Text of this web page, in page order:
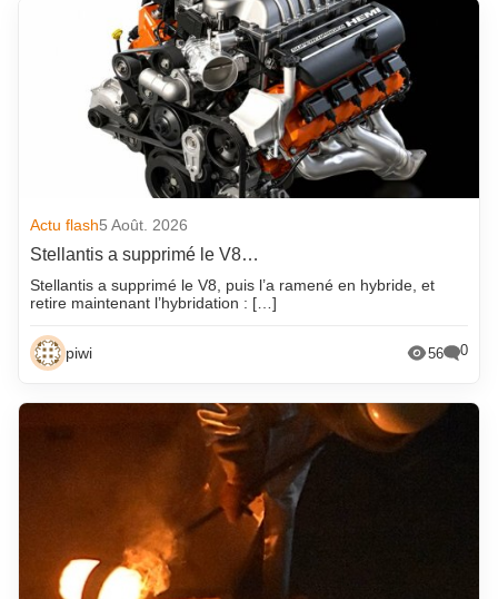
Actu flash5 Août. 2026
Stellantis a supprimé le V8…
Stellantis a supprimé le V8, puis l’a ramené en hybride, et
retire maintenant l’hybridation : […]
piwi 56 0